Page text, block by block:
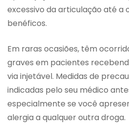
excessivo da articulação até a
benéficos.
Em raras ocasiões, têm
graves em pacientes
via injetável. Medidas de
indicadas pelo seu médico
especialmente se você
alergia a qualquer outra droga.